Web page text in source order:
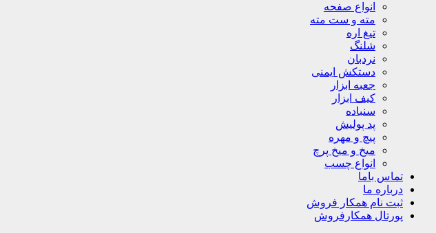
انواع صفحه
مته و ست مته
تیغ اره
شلنگ
نردبان
دستکش ایمنی
جعبه ابزار
کیف ابزار
سنباده
پد پولیش
پیچ و مهره
میخ و میخ پرچ
انواع چسب
تماس باما
درباره ما
ثبت نام همکار فروش
پورتال همکارفروش